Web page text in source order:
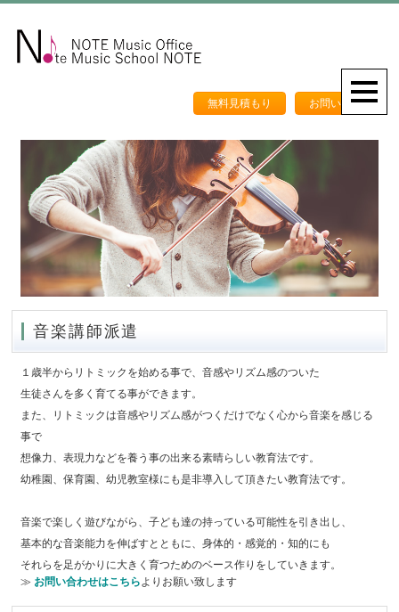
無料見積もり お問い合わせ
音楽講師派遣
１歳半からリトミックを始める事で、音感やリズム感のついた
生徒さんを多く育てる事ができます。
また、リトミックは音感やリズム感がつくだけでなく心から音楽を感じる
事で
想像力、表現力などを養う事の出来る素晴らしい教育法です。
幼稚園、保育園、幼児教室様にも是非導入して頂きたい教育法です。
音楽で楽しく遊びながら、子ども達の持っている可能性を引き出し、
基本的な音楽能力を伸ばすとともに、身体的・感覚的・知的にも
それらを足がかりに大きく育つためのベース作りをしていきます。
≫ お問い合わせはこちらよりお願い致します